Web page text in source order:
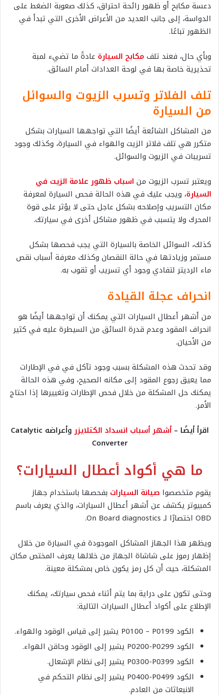
دعسة مكابح أو ظهور رائحة احتراق، كذلك صعوبة الضغط على
الدواسة، إلى جانب العديد من الأعراض الأخرى التي تبدأ في
الظهور تباعًا.
وبأي حال، فعند تلف مكابح السيارة عادةً ما تضيء لمبة
تحذيرية خاصة بها في لوحة العدادات أمام السائق.
تلف الفلاتر وتسرب الزيوت والسوائل
من السيارة
من المشاكل الشائعة أيضًا التي تواجهها السيارات بشكل
متكرر هي تلف فلاتر الزيت والهواء في السيارة، وكذلك وجود
تسريبات في الزيوت والسوائل.
ويعتبر تسرب الزيوت من اسباب ظهور علامة الزيت في
السيارة، ويجب عليك في هذه الحالة فحص السيارة لمعرفة
مكان التسريب وإصلاحه بشكل عاجل حتى لا يؤثر على قوة
المحرك ولا يتسبب في ظهور مشاكل أخرى في سيارتك.
كذلك، السوائل الخاصة بالسيارة التي يجب فحصها بشكل
مستمر وزيادتها في حالة النقصان وكذلك معرفة أسباب نقص
ماء الرديتر لتفادي وجود أي تسريب أو ثقوب به.
انحراف عجلة القيادة
من أشهر أعطال السيارات التي يمكنك أن تواجهها أيضًا هو
انحراف المقود وعدم قدرة السائق من السيطرة عليه في كثير
من الأحيان.
وقد تحدث هذه المشكلة بسبب وجود تآكل في في الإطارات
مما يعيق رجوع المقود إلى مكانه الصحيح، وفي هذه الحالة
يمكنك حل المشكلة من خلال فحص الإطارات وتغييرها إذا احتاج
الأمر.
اقرأ أيضًا –أشهر أسباب انسداد الكتلايزر
وأعراضه Catalytic
Converter
ما هي أكواد أعطال السيارات؟
يقوم متخصصوا صيانة السيارات بفحصها باستخدام جهاز
كمبيوتر يكشف عن أشهر أعطال السيارات، والذي يعرف باسم
OBD اختصارًا لـ On Board diagnostics.
ويظهر هذا الجهاز المشاكل الموجودة في السيارة من خلال
إظهار رموز على شاشاة الجهاز من خلالها يعرف المختص مكان
المشكلة، حيث أن كل رمز يكون خاص بمشكلة معينة.
وحتى تكون على دراية بما يتم أثناء فحص سيارتك، يمكنك
الإطلاع على أكواد أعطال السيارات التالية:
الكود P0100 – P0199 يشير إلى قياس الوقود والهواء.
الكود P0200-P0299 يشير إلى الوقود وحاقن الهواء.
الكود P0300-P0399 يشير إلى نظام الإشعال.
الكود P0400-P0499 يشير إلى نظام التحكم في
الانبعاثات من العادم.